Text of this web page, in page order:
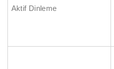
Aktif Dinleme